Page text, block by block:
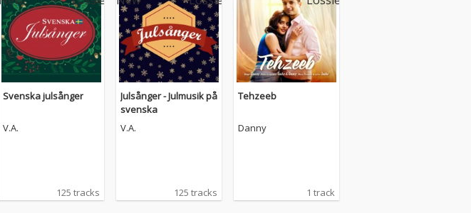
Svenska julsånger
V.A.
125 tracks
Julsånger - Julmusik på
svenska
V.A.
125 tracks
Tehzeeb
Danny
1 track